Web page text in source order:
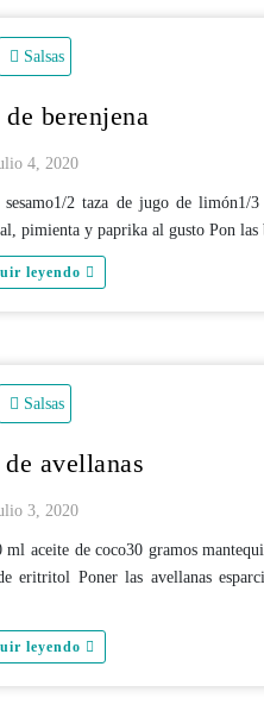
Salsas
berenjena
4, 2020
2 taza de jugo de limón1/
pimienta y paprika al gusto Pon
leyendo
Salsas
avellanas
3, 2020
aceite de coco30 gramos
eritritol Poner las avellanas
leyendo